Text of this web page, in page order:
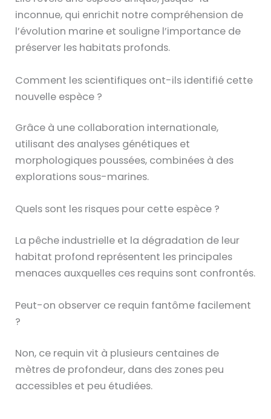
inconnue, qui enrichit notre compréhension de
l’évolution marine et souligne l’importance de
préserver les habitats profonds.
Comment les scientifiques ont-ils identifié cette
nouvelle espèce ?
Grâce à une collaboration internationale,
utilisant des analyses génétiques et
morphologiques poussées, combinées à des
explorations sous-marines.
Quels sont les risques pour cette espèce ?
La pêche industrielle et la dégradation de leur
habitat profond représentent les principales
menaces auxquelles ces requins sont confrontés.
Peut-on observer ce requin fantôme facilement
?
Non, ce requin vit à plusieurs centaines de
mètres de profondeur, dans des zones peu
accessibles et peu étudiées.